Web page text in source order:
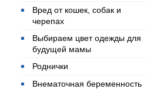
Вред от кошек, собак и
черепах
Выбираем цвет одежды для
будущей мамы
Роднички
Внематочная беременность